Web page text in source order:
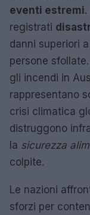
eventi estremi
registrati
danni superiori
persone
gli incendi in
rappresentano
crisi climatica
distruggono
la sicurezza
colpite.
Le nazioni
sforzi per